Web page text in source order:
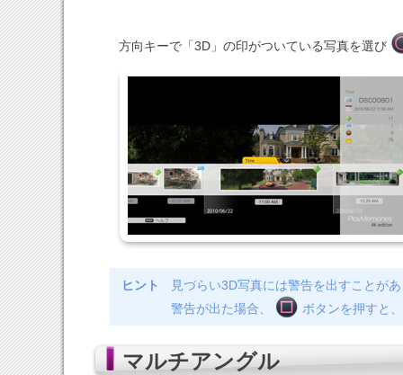
方向キーで「3D」の印がついている写真を選び
ヒント
見づらい3D写真には警告を出すことが
警告が出た場合、
ボタンを押すと
マルチアングル